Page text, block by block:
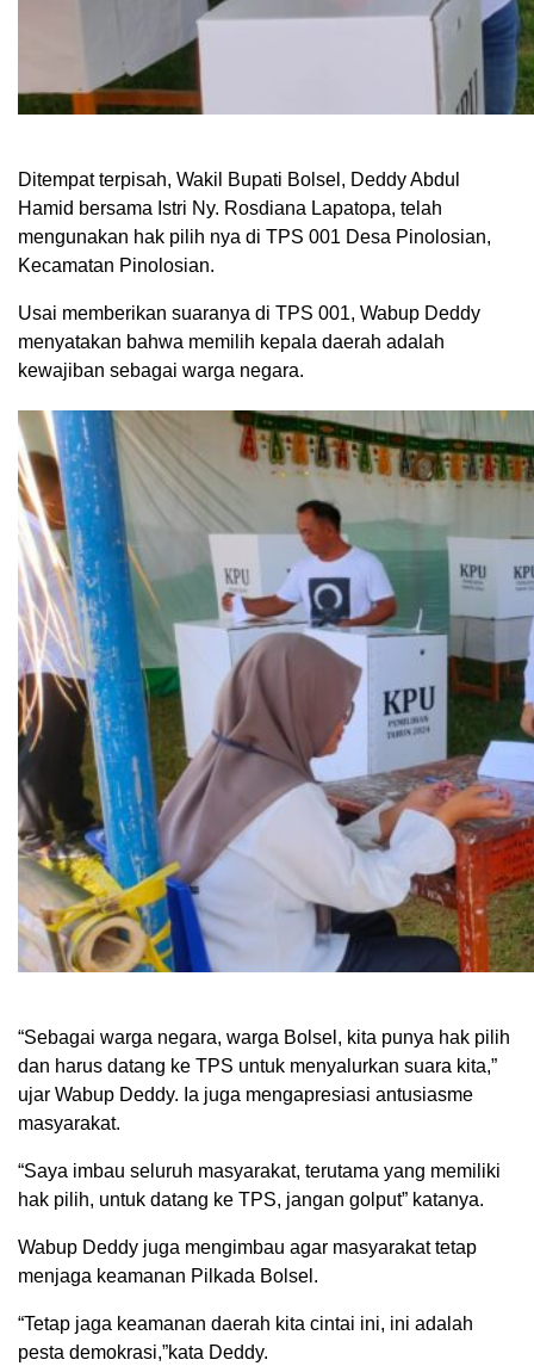
Ditempat terpisah, Wakil Bupati Bolsel, Deddy Abdul
Hamid bersama Istri Ny. Rosdiana Lapatopa, telah
mengunakan hak pilih nya di TPS 001 Desa Pinolosian,
Kecamatan Pinolosian.
Usai memberikan suaranya di TPS 001, Wabup Deddy
menyatakan bahwa memilih kepala daerah adalah
kewajiban sebagai warga negara.
“Sebagai warga negara, warga Bolsel, kita punya hak pilih
dan harus datang ke TPS untuk menyalurkan suara kita,”
ujar Wabup Deddy. Ia juga mengapresiasi antusiasme
masyarakat.
“Saya imbau seluruh masyarakat, terutama yang memiliki
hak pilih, untuk datang ke TPS, jangan golput” katanya.
Wabup Deddy juga mengimbau agar masyarakat tetap
menjaga keamanan Pilkada Bolsel.
“Tetap jaga keamanan daerah kita cintai ini, ini adalah
pesta demokrasi,”kata Deddy.